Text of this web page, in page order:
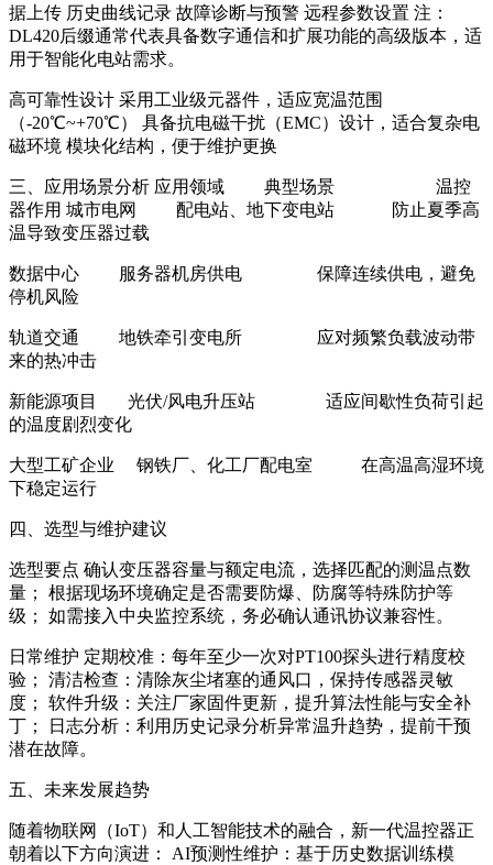
据上传 历史曲线记录 故障诊断与预警 远程参数设置 注：
DL420后缀通常代表具备数字通信和扩展功能的高级版本，适
用于智能化电站需求。
高可靠性设计 采用工业级元器件，适应宽温范围
（-20℃~+70℃） 具备抗电磁干扰（EMC）设计，适合复杂电
磁环境 模块化结构，便于维护更换
三、应用场景分析 应用领域 典型场景 温控
器作用 城市电网 配电站、地下变电站 防止夏季高
温导致变压器过载
数据中心 服务器机房供电 保障连续供电，避免
停机风险
轨道交通 地铁牵引变电所 应对频繁负载波动带
来的热冲击
新能源项目 光伏/风电升压站 适应间歇性负荷引起
的温度剧烈变化
大型工矿企业 钢铁厂、化工厂配电室 在高温高湿环境
下稳定运行
四、选型与维护建议
选型要点 确认变压器容量与额定电流，选择匹配的测温点数
量； 根据现场环境确定是否需要防爆、防腐等特殊防护等
级； 如需接入中央监控系统，务必确认通讯协议兼容性。
日常维护 定期校准：每年至少一次对PT100探头进行精度校
验； 清洁检查：清除灰尘堵塞的通风口，保持传感器灵敏
度； 软件升级：关注厂家固件更新，提升算法性能与安全补
丁； 日志分析：利用历史记录分析异常温升趋势，提前干预
潜在故障。
五、未来发展趋势
随着物联网（IoT）和人工智能技术的融合，新一代温控器正
朝着以下方向演进： AI预测性维护：基于历史数据训练模